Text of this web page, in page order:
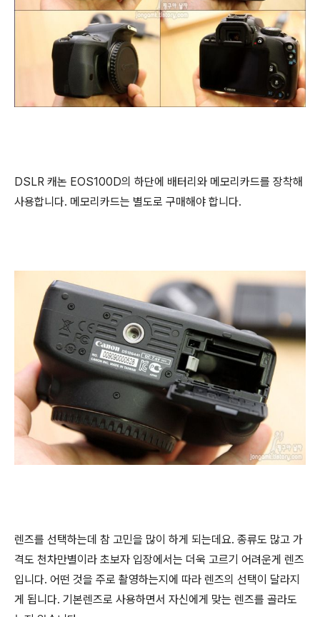
DSLR 캐논 EOS100D의 하단에 배터리와 메모리카드를 장착해
사용합니다. 메모리카드는 별도로 구매해야 합니다.
렌즈를 선택하는데 참 고민을 많이 하게 되는데요. 종류도 많고 가
격도 천차만별이라 초보자 입장에서는 더욱 고르기 어려운게 렌즈
입니다. 어떤 것을 주로 촬영하는지에 따라 렌즈의 선택이 달라지
게 됩니다. 기본렌즈로 사용하면서 자신에게 맞는 렌즈를 골라도